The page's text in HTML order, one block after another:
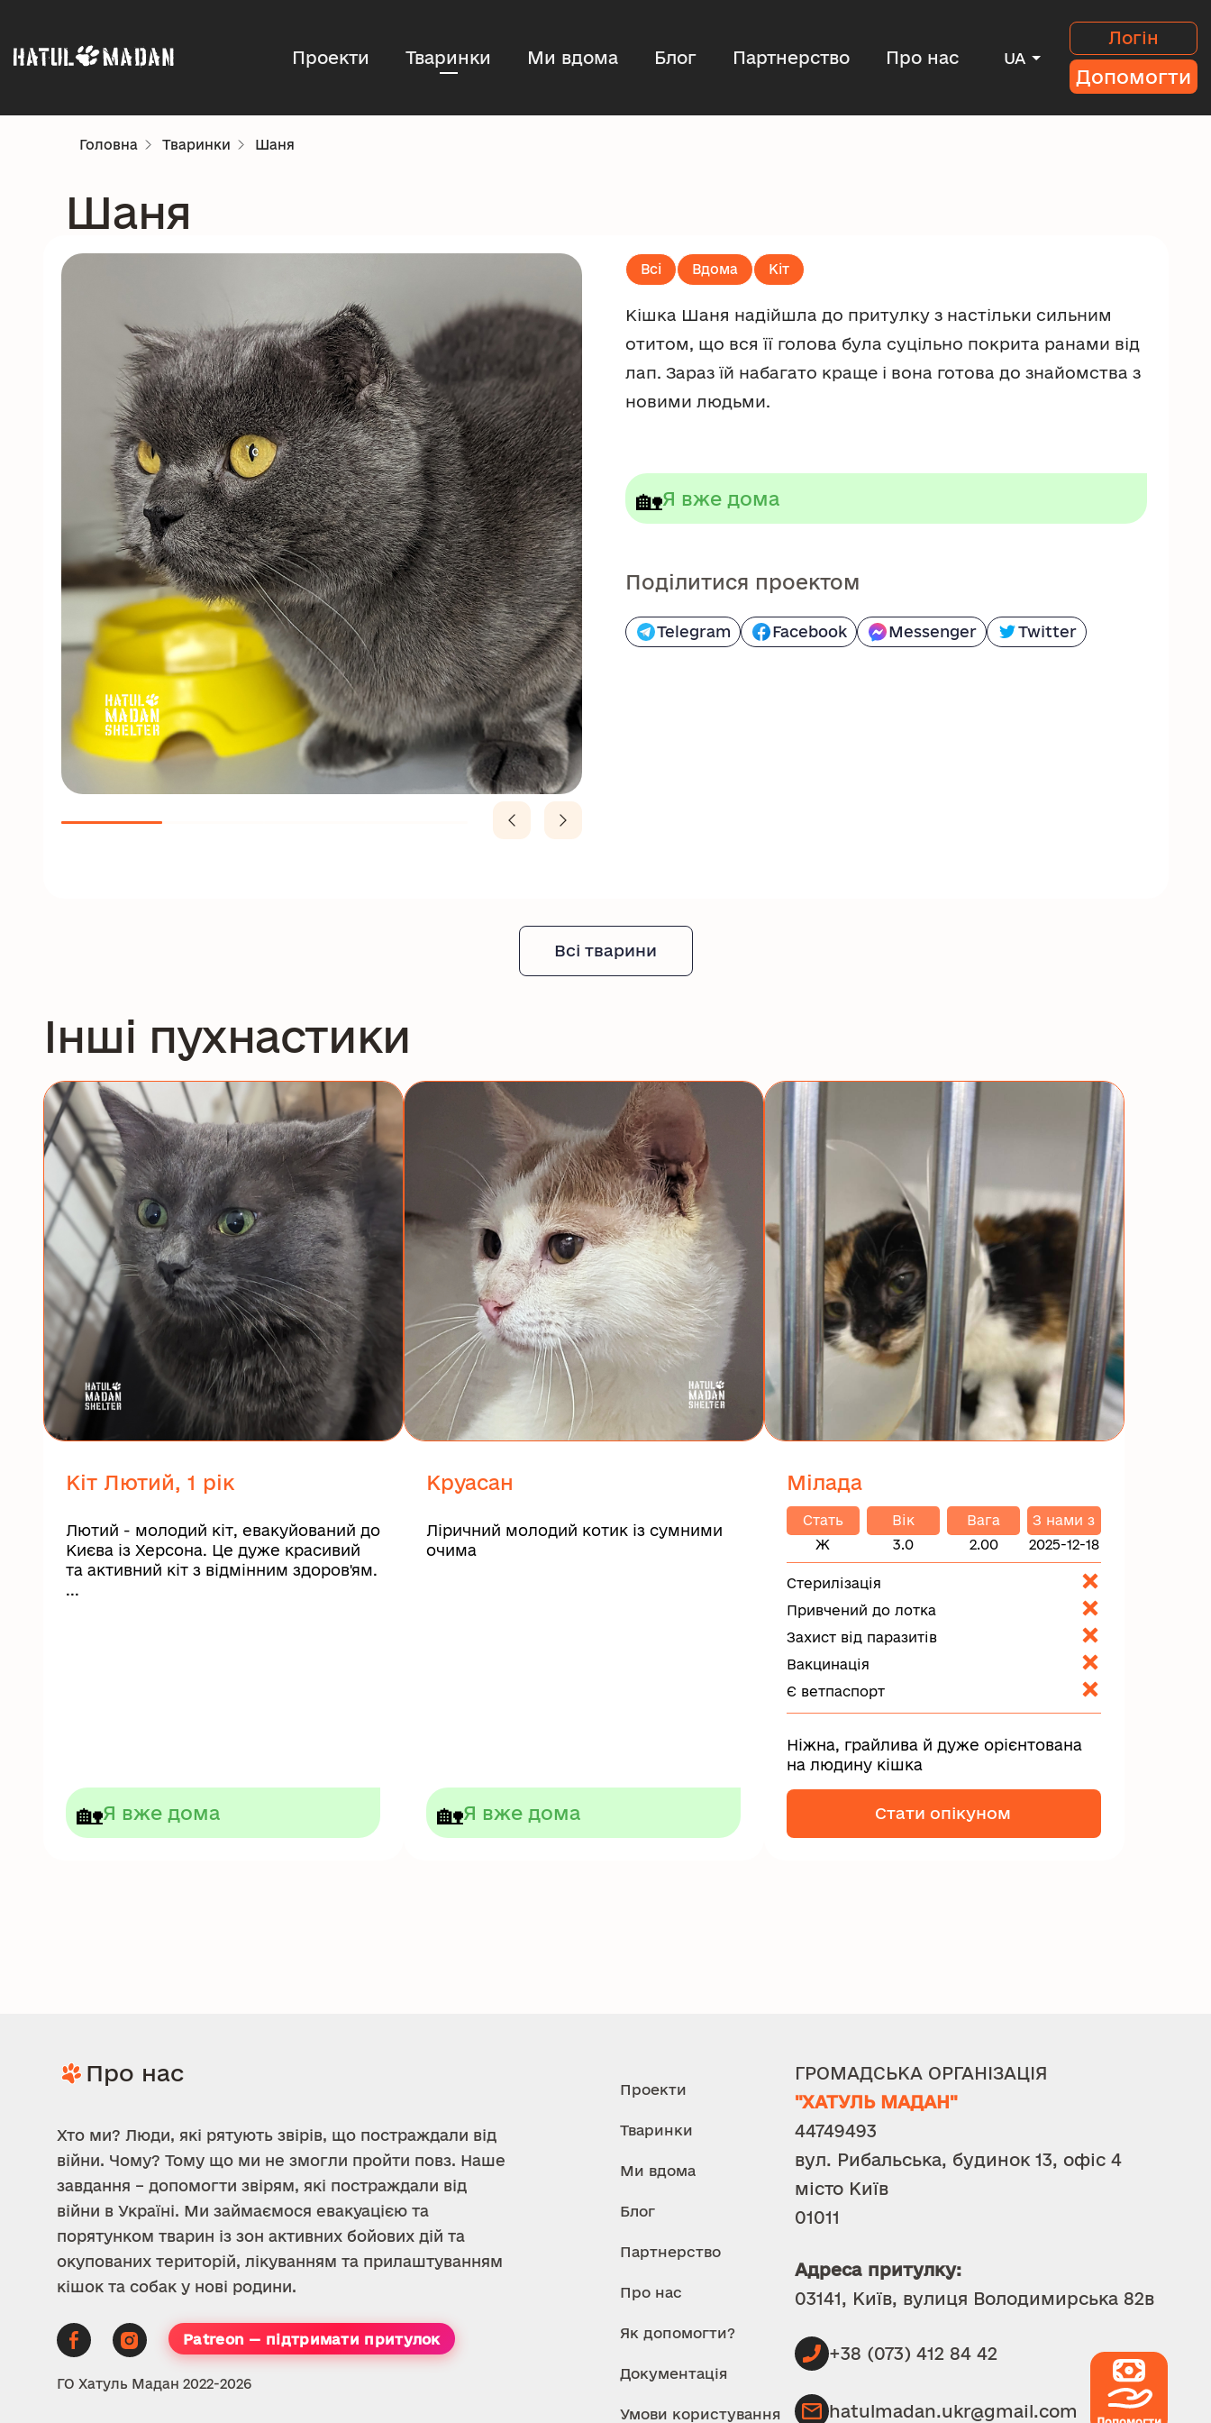
Проекти Тваринки Ми вдома Блог Партнерство Про нас UA
Логін
Допомогти
Головна Тваринки Шаня
Шаня
Всі Вдома Кіт
Кішка Шаня надійшла до притулку з настільки сильним
отитом, що вся її голова була суцільно покрита ранами від
лап. Зараз їй набагато краще і вона готова до знайомства з
новими людьми.
🏡Я вже дома
Поділитися проектом
Telegram Facebook Messenger Twitter
Всі тварини
Інші пухнастики
Кіт Лютий, 1 рік
Лютий - молодий кіт, евакуйований до
Києва із Херсона. Це дуже красивий
та активний кіт з відмінним здоров'ям.
...
🏡Я вже дома
Круасан
Ліричний молодий котик із сумними
очима
🏡Я вже дома
Мілада
Стать
Ж
Вік
3.0
Вага
2.00
З нами з
2025-12-18
Стерилізація
Привчений до лотка
Захист від паразитів
Вакцинація
Є ветпаспорт
Ніжна, грайлива й дуже орієнтована
на людину кішка
Стати опікуном
Про нас
Хто ми? Люди, які рятують звірів, що постраждали від
війни. Чому? Тому що ми не змогли пройти повз. Наше
завдання – допомогти звірям, які постраждали від
війни в Україні. Ми займаємося евакуацією та
порятунком тварин із зон активних бойових дій та
окупованих територій, лікуванням та прилаштуванням
кішок та собак у нові родини.
Patreon — підтримати притулок
ГО Хатуль Мадан 2022-2026
Проекти
Тваринки
Ми вдома
Блог
Партнерство
Про нас
Як допомогти?
Документація
Умови користування
ГРОМАДСЬКА ОРГАНІЗАЦІЯ
"ХАТУЛЬ МАДАН"
44749493
вул. Рибальська, будинок 13, офіс 4
місто Київ
01011
Адреса притулку:
03141, Київ, вулиця Володимирська 82в
+38 (073) 412 84 42
hatulmadan.ukr@gmail.com